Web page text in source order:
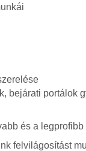
bejárati portálok
és a
felvilágosítást